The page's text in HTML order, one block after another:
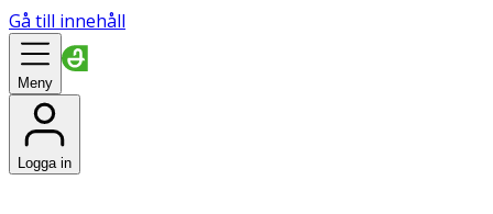
Gå till innehåll
Meny
Logga in